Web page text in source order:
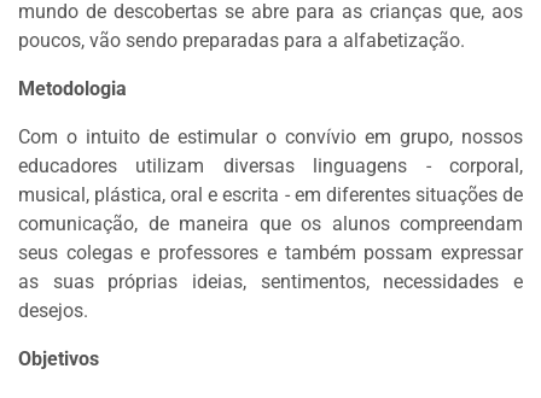
mundo de descobertas se abre para as crianças que, aos
poucos, vão sendo preparadas para a alfabetização.
Metodologia
Com o intuito de estimular o convívio em grupo, nossos
educadores utilizam diversas linguagens - corporal,
musical, plástica, oral e escrita - em diferentes situações de
comunicação, de maneira que os alunos compreendam
seus colegas e professores e também possam expressar
as suas próprias ideias, sentimentos, necessidades e
desejos.
Objetivos